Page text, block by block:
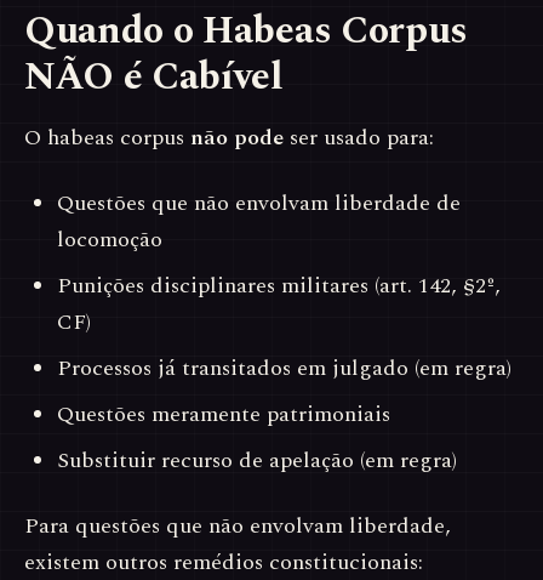
Quando o Habeas Corpus
NÃO é Cabível
O habeas corpus não pode ser usado para:
Questões que não envolvam liberdade de
locomoção
Punições disciplinares militares (art. 142, §2º,
CF)
Processos já transitados em julgado (em regra)
Questões meramente patrimoniais
Substituir recurso de apelação (em regra)
Para questões que não envolvam liberdade,
existem outros remédios constitucionais: